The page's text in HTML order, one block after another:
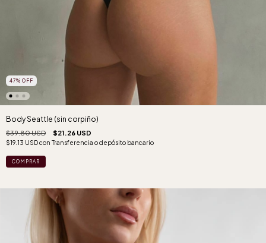
47% OFF
Body Seattle (sin corpiño)
$39.80 USD $21.26 USD
$19.13 USDcon Transferencia o depósito bancario
COMPRAR